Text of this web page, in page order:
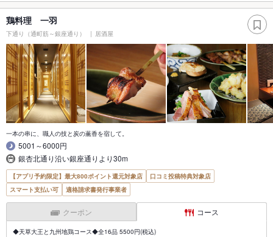
鶏料理 一羽
下通り（通町筋～銀座通り） 居酒屋
一本の串に、職人の技と炭の薫香を宿して。
5001～6000円
銀杏北通り沿い銀座通りより30m
【アプリ予約限定】最大800ポイント還元対象店
口コミ投稿特典対象店
スマート支払い可
適格請求書発行事業者
クーポン コース
◆天草大王と九州地鶏コース◆全16品 5500円(税込)